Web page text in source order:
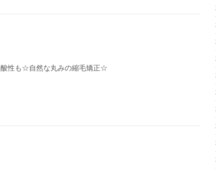
酸性も☆自然な丸みの縮毛矯正☆